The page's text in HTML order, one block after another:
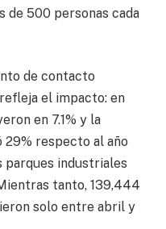
de 500 personas cada
de contacto
el impacto: en
en 7.1% y la
respecto al año
parques industriales
tanto, 139,444
solo entre abril y